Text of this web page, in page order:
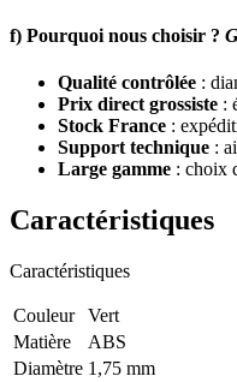
f) Pourquoi nous choisir ?
Qualité contrôlée :
Prix direct grossiste :
Stock France :
Support technique :
Large gamme : choix
Caractéristiques
Caractéristiques
Couleur
Vert
Matière
ABS
Diamètre 1,75 mm